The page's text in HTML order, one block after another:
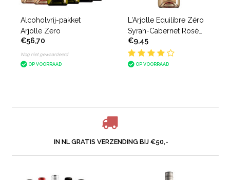
Alcoholvrij-pakket
Arjolle Zero
€56,70
Nog niet gewaardeerd
OP VOORRAAD
L'Arjolle Equilibre Zéro
Syrah-Cabernet Rosé
alcoholvrij
€9,45
OP VOORRAAD
IN NL GRATIS VERZENDING BIJ €50,-